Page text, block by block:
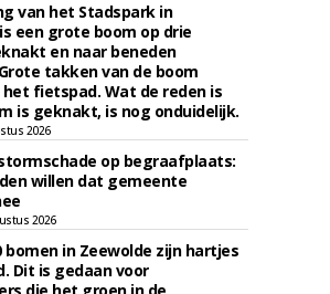
van het Stadspark in
een grote boom op drie
en naar beneden
takken van de boom
fietspad. Wat de reden is
is geknakt, is nog onduidelijk.
2026
op begraafplaats:
willen dat gemeente
2026
bomen in Zeewolde zijn hartjes
Dit is gedaan voor